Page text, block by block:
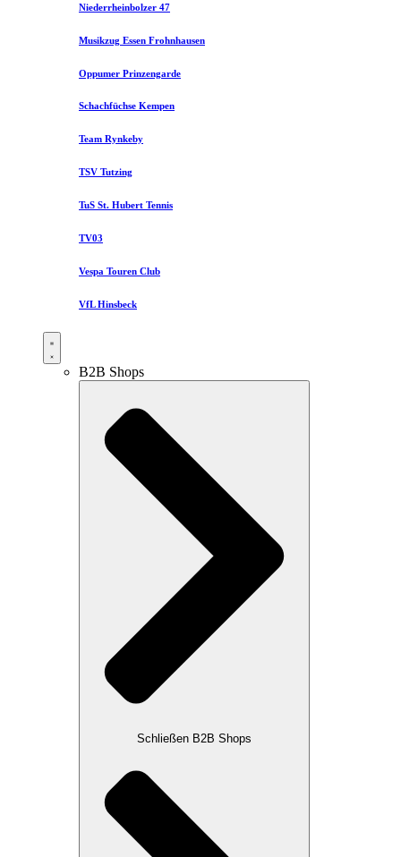
Niederrheinbolzer 47
Musikzug Essen Frohnhausen
Oppumer Prinzengarde
Schachfüchse Kempen
Team Rynkeby
TSV Tutzing
TuS St. Hubert Tennis
TV03
Vespa Touren Club
VfL Hinsbeck
B2B Shops
Schließen B2B Shops